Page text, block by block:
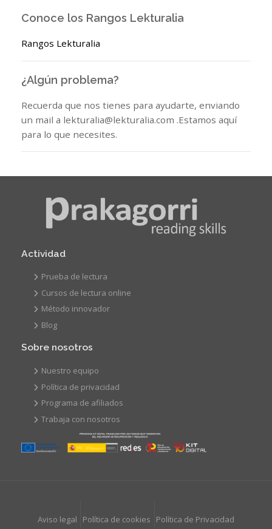
Conoce los Rangos Lekturalia
Rangos Lekturalia
¿Algún problema?
Recuerda que nos tienes para ayudarte, enviando
un mail a lekturalia@lekturalia.com .Estamos aquí
para lo que necesites.
Actividad
Prueba de lectura
Cursos de lectura online
Método innovador
Blog
Sobre nosotros
Nuestro equipo
Política de privacidad
Programa de afiliados
Trabaja con nosotros
Aviso legal Política de cookies Política de Privacidad